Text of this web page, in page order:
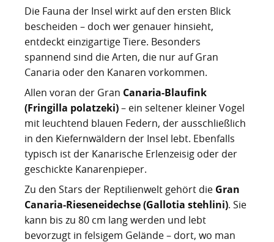
Die Fauna der Insel wirkt auf den ersten Blick
bescheiden – doch wer genauer hinsieht,
entdeckt einzigartige Tiere. Besonders
spannend sind die Arten, die nur auf Gran
Canaria oder den Kanaren vorkommen.
Allen voran der Gran Canaria-Blaufink
(Fringilla polatzeki)– ein seltener kleiner Vogel
mit leuchtend blauen Federn, der ausschließlich
in den Kiefernwäldern der Insel lebt. Ebenfalls
typisch ist der Kanarische Erlenzeisig oder der
geschickte Kanarenpieper.
Zu den Stars der Reptilienwelt gehört die Gran
Canaria-Rieseneidechse (Gallotia stehlini). Sie
kann bis zu 80 cm lang werden und lebt
bevorzugt in felsigem Gelände – dort, wo man